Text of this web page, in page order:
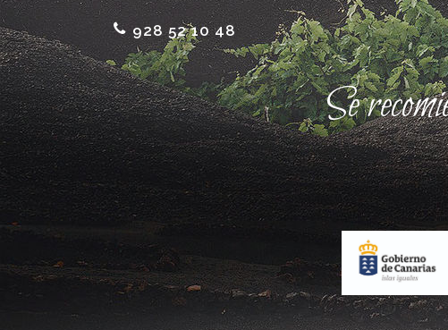
928 52 10 48
Se